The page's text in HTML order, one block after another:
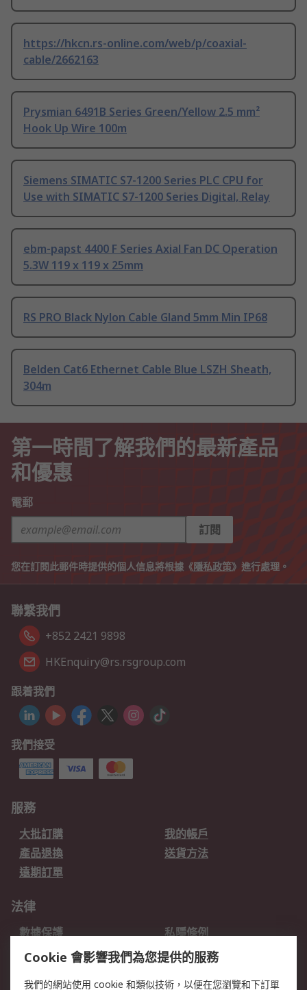
https://hkcn.rs-online.com/web/p/coaxial-
cable/2662163
Prysmian 6491B Series Green/Yellow 2.5 mm²
Hook Up Wire 100m
Siemens SIMATIC S7-1200 Series PLC CPU for
Use with SIMATIC S7-1200 Series Digital, Relay
ebm-papst 4400 F Series Axial Fan DC Operation
5.3W 119 x 119 x 25mm
RS PRO Black Nylon Cable Gland 5mm Min IP68
Belden Cat6 Ethernet Cable Blue LSZH Sheath,
304m
第一時間了解我們的最新產品
和優惠
電郵
訂閱
您在訂閱此郵件時提供的個人信息將根據《隱私政策》進行處理。
聯繫我們
+852 2421 9898
HKEnquiry@rs.rsgroup.com
跟着我們
我們接受
服務
大批訂購
我的帳戶
產品退換
送貨方法
遠期訂單
法律
數據保護
私隱條例
網站條款
郵件安全
Cookie 會影響我們為您提供的服務
我們的網站使用 cookie 和類似技術，以便在您瀏覽和下訂單